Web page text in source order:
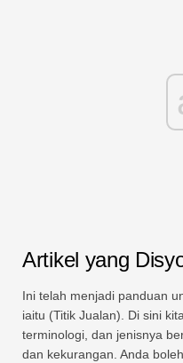
Artikel yang
Ini telah menjadi panduan
iaitu (Titik Jualan). Di sini
terminologi, dan jenisnya
dan kekurangan. Anda